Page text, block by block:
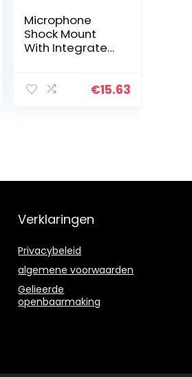
Microphone
Shock Mount
With Integrated
Mount With Pop
€15.63
Verklaringen
Privacybeleid
algemene voorwaarden
Gelieerde
openbaarmaking